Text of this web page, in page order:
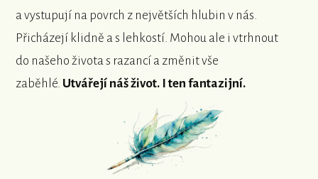
a vystupují na povrch z největších hlubin v nás.
Přicházejí klidně a s lehkostí. Mohou ale i vtrhnout
do našeho života s razancí a změnit vše
zaběhlé. Utvářejí náš život. I ten fantazijní.